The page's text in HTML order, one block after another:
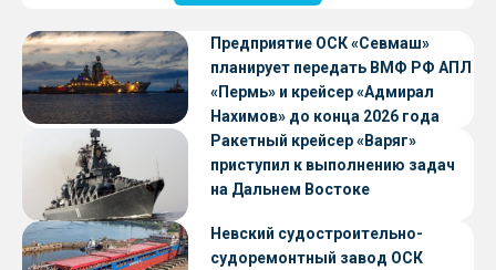
Предприятие ОСК «Севмаш»
планирует передать ВМФ РФ АПЛ
«Пермь» и крейсер «Адмирал
Нахимов» до конца 2026 года
Ракетный крейсер «Варяг»
приступил к выполнению задач
на Дальнем Востоке
Невский судостроительно-
судоремонтный завод ОСК